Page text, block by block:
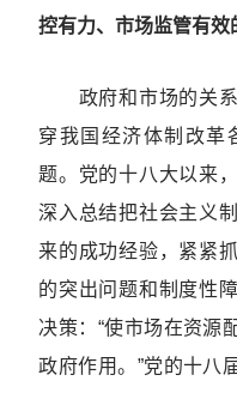
控有力、市场监管有效
政府和市场的关系
穿我国经济体制改革
题。党的十八大以来
深入总结把社会主义
来的成功经验，紧紧
的突出问题和制度性
决策：“使市场在资源
政府作用。”党的十八